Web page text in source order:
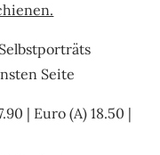
Seite
| Euro (A) 18.50 |